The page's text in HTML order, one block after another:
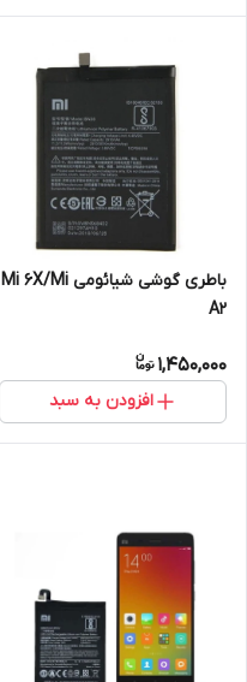
باطری گوشی شیائومی Mi 6X/Mi
A2
1,450,000
افزودن به سبد